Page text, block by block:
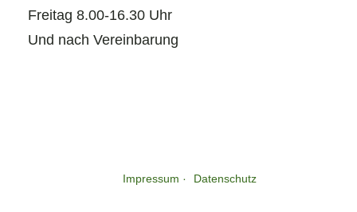
Freitag 8.00-16.30 Uhr
Und nach Vereinbarung
Impressum Datenschutz